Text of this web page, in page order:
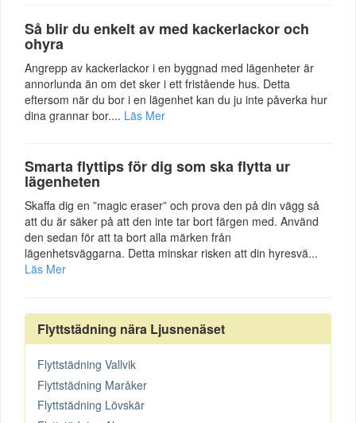
Så blir du enkelt av med kackerlackor och
ohyra
Angrepp av kackerlackor i en byggnad med lägenheter är
annorlunda än om det sker i ett fristående hus. Detta
eftersom när du bor i en lägenhet kan du ju inte påverka hur
dina grannar bor.... Läs Mer
Smarta flyttips för dig som ska flytta ur
lägenheten
Skaffa dig en ”magic eraser” och prova den på din vägg så
att du är säker på att den inte tar bort färgen med. Använd
den sedan för att ta bort alla märken från
lägenhetsväggarna. Detta minskar risken att din hyresvä...
Läs Mer
Flyttstädning nära Ljusnenäset
Flyttstädning Vallvik
Flyttstädning Maråker
Flyttstädning Lövskär